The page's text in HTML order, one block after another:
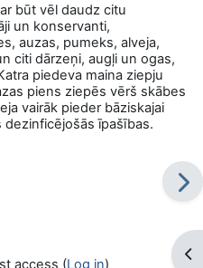
būt vēl daudz citu
un konservanti,
auzas, pumeks, alveja,
citi dārzeņi, augļi un ogas,
piedeva maina ziepju
piens ziepēs vērš skābes
vairāk pieder bāziskajai
dezinficējošās īpašības.
access (Log in)